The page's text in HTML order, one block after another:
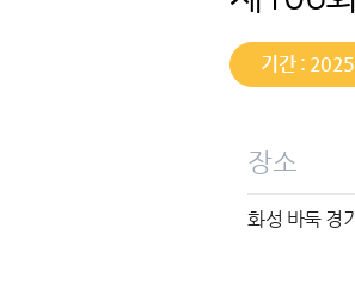
기간 :
장소
화성 바둑 경